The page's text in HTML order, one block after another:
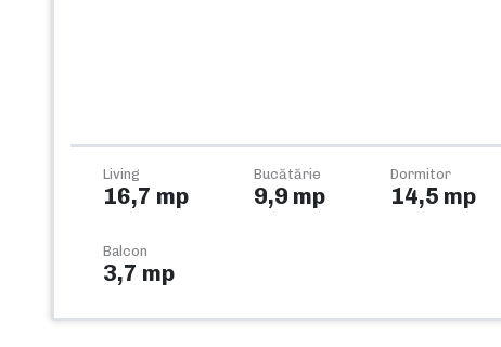
Living
16,7 mp
Bucătărie
9,9 mp
Dormitor
14,5 mp
Balcon
3,7 mp